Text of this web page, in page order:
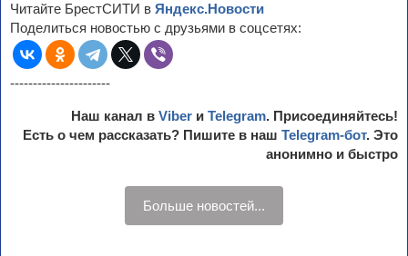
Читайте БрестСИТИ в Яндекс.Новости
Поделиться новостью с друзьями в соцсетях:
----------------------
Наш канал в Viber и Telegram. Присоединяйтесь!
Есть о чем рассказать? Пишите в наш Telegram-бот. Это
анонимно и быстро
Больше новостей...